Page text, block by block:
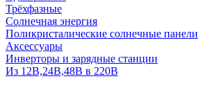
Трёхфазные
Солнечная энергия
Поликристалические солнечные панели
Аксессуары
Инверторы и зарядные станции
Из 12В,24В,48В в 220В